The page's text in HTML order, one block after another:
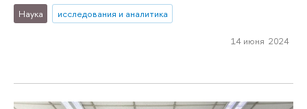
Наука исследования и аналитика
14 июня 2024